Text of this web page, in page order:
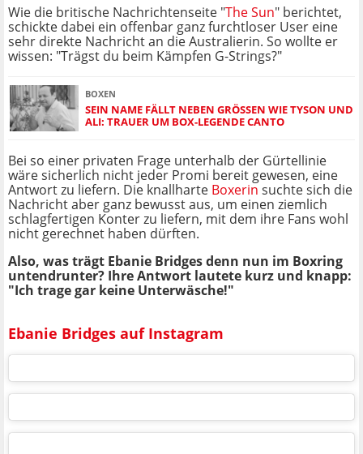
Wie die britische Nachrichtenseite "The Sun" berichtet,
schickte dabei ein offenbar ganz furchtloser User eine
sehr direkte Nachricht an die Australierin. So wollte er
wissen: "Trägst du beim Kämpfen G-Strings?"
BOXEN
SEIN NAME FÄLLT NEBEN GRÖSSEN WIE TYSON UND A
LI: TRAUER UM BOX-LEGENDE CANTO
Bei so einer privaten Frage unterhalb der Gürtellinie
wäre sicherlich nicht jeder Promi bereit gewesen, eine
Antwort zu liefern. Die knallharte Boxerin suchte sich die
Nachricht aber ganz bewusst aus, um einen ziemlich
schlagfertigen Konter zu liefern, mit dem ihre Fans wohl
nicht gerechnet haben dürften.
Also, was trägt Ebanie Bridges denn nun im Boxring
untendrunter? Ihre Antwort lautete kurz und knapp:
"Ich trage gar keine Unterwäsche!"
Ebanie Bridges auf Instagram